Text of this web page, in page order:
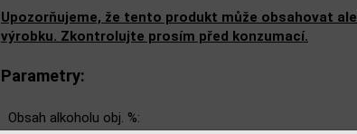
Upozorňujeme, že tento produkt může obsahovat
výrobku. Zkontrolujte prosím před konzumací.
Parametry:
Obsah alkoholu obj. %: